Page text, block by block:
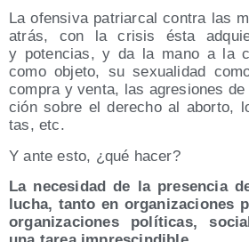
La ofen­si­va patriar­cal con­tra las
atrás, con la cri­sis ésta
y poten­cias, y da la mano a la
como obje­to, su sexua­li­dad
com­pra y ven­ta, las agre­sio­nes
ción sobre el dere­cho al abor­to,
tas, etc.
Y ante esto, ¿qué hacer?
La nece­si­dad de la pre­sen­cia
lucha, tan­to en orga­ni­za­cio­nes
orga­ni­za­cio­nes polí­ti­cas,